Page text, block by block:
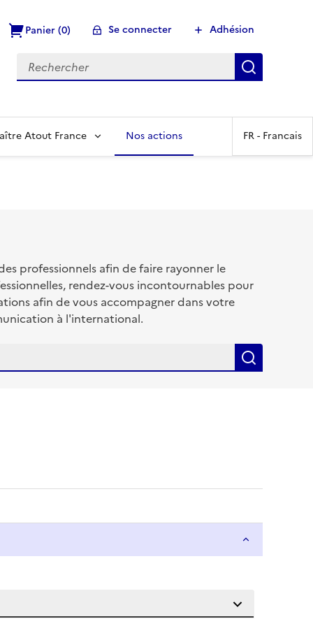
Panier (0) Se connecter Adhésion
Atout France Nos actions FR - Francais
professionnels afin de faire rayonner le
rendez-vous incontournables pour
afin de vous accompagner dans votre
à l'international.